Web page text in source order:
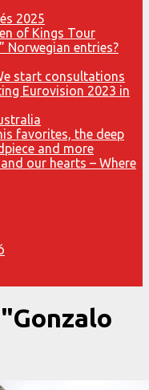
2025
Norwegian entries?
start consultations
Eurovision 2023 in
favorites, the deep
and more
our hearts – Where